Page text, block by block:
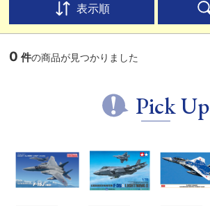
表示順
0 件の商品が見つかりました
Pick Up